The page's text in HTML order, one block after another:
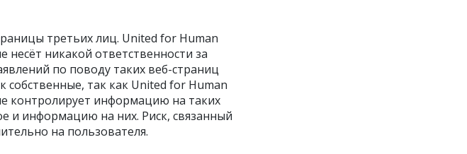
третьих лиц. United for Human
несёт никакой ответственности за
по поводу таких веб-страниц
так как United for Human
контролирует информацию на таких
и информацию на них. Риск, связанный
на пользователя.
НЕТ, СПАСИБО